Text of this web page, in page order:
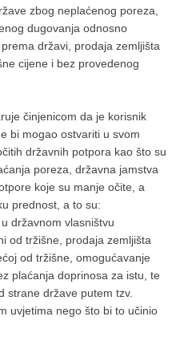
zbog neplaćenog poreza,
dugovanja odnosno
državi, prodaja zemljišta
cijene i bez provedenog
činjenicom da je korisnik
bi mogao ostvariti u svom
državnih potpora kao što su
poreza, državna jamstva
koje su manje očite, a
prednost, a to su:
državnom vlasništvu
od tržišne, prodaja zemljišta
od tržišne, omogućavanje
plaćanja doprinosa za istu, te
strane države putem tzv.
uvjetima nego što bi to učinio